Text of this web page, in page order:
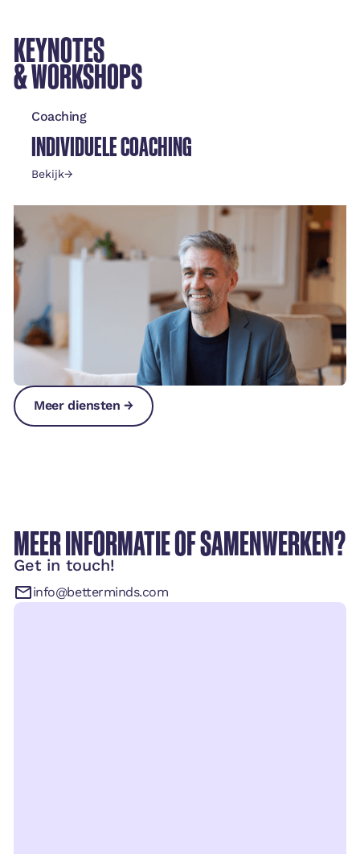
KEYNOTES
& WORKSHOPS
Coaching
INDIVIDUELE COACHING
Bekijk→
Meer diensten →
MEER INFORMATIE OF SAMENWERKEN?
Get in touch!
info@betterminds.com